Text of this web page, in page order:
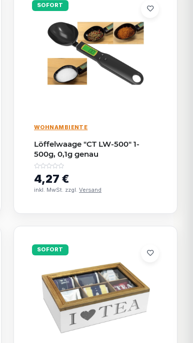
SOFORT
WOHNAMBIENTE
Löffelwaage "CT LW-500" 1-
500g, 0,1g genau
4,27 €
inkl. MwSt. zzgl. Versand
SOFORT